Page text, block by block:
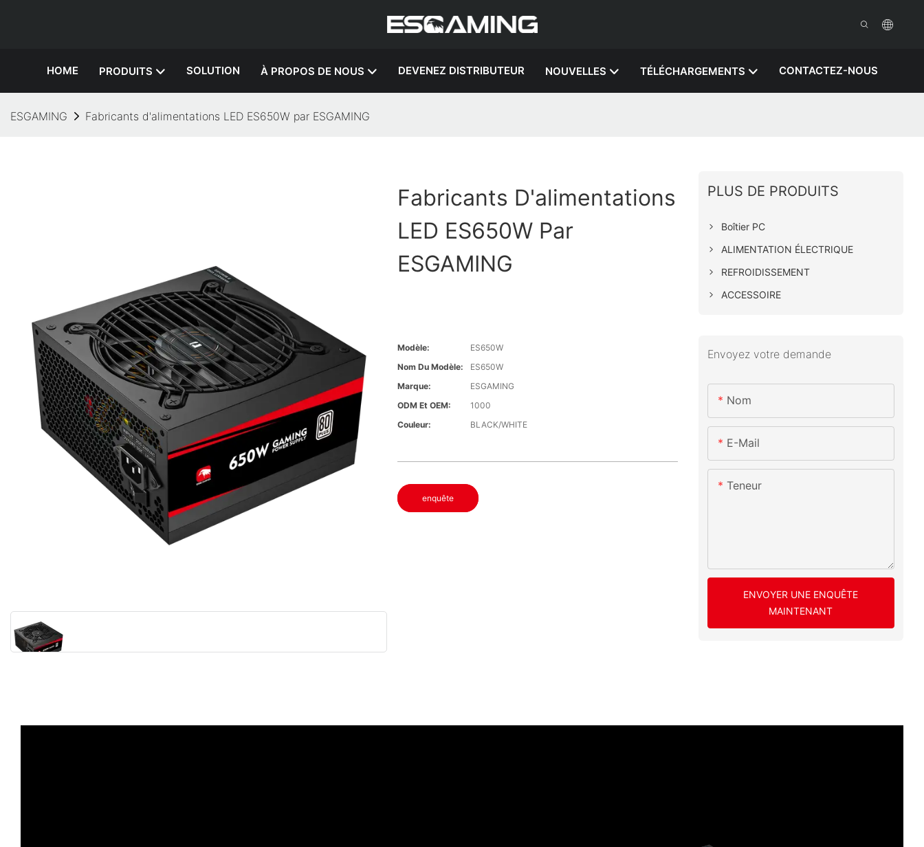
HOME PRODUITS SOLUTION À PROPOS DE NOUS DEVENEZ DISTRIBUTEUR NOUVELLES TÉLÉCHARGEMENTS CONTACTEZ-NOUS
ESGAMING Fabricants d'alimentations LED ES650W par ESGAMING
Fabricants D'alimentations
LED ES650W Par
ESGAMING
Modèle:
ES650W
Nom Du Modèle:
ES650W
Marque:
ESGAMING
ODM Et OEM:
1000
Couleur:
BLACK/WHITE
enquête
PLUS DE PRODUITS
Boîtier PC
ALIMENTATION ÉLECTRIQUE
REFROIDISSEMENT
ACCESSOIRE
Envoyez votre demande
Nom
E-Mail
Teneur
ENVOYER UNE ENQUÊTE
MAINTENANT